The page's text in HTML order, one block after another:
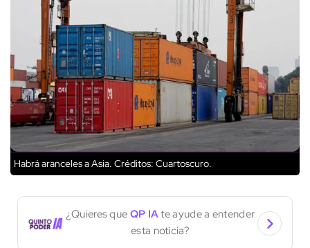
Habrá aranceles a Asia. Créditos: Cuartoscuro.
¿Quieres que QP IAte ayude a entender
esta noticia?